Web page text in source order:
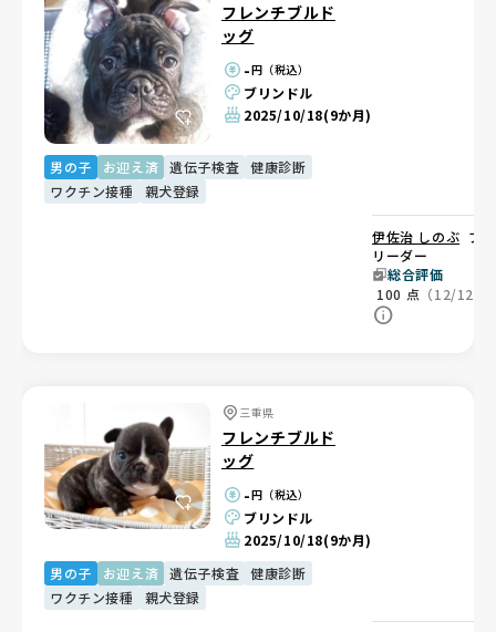
フレンチブルド
ッグ
-円（税込）
ブリンドル
2025/10/18(9か月)
男の子 お迎え済 遺伝子検査
健康診断
ワクチン接種
親犬登録
伊佐治 しのぶ ブ
リーダー
総合評価
100 点 （12/12）
三重県
フレンチブルド
ッグ
-円（税込）
ブリンドル
2025/10/18(9か月)
男の子
お迎え済 遺伝子検査
健康診断
ワクチン接種
親犬登録